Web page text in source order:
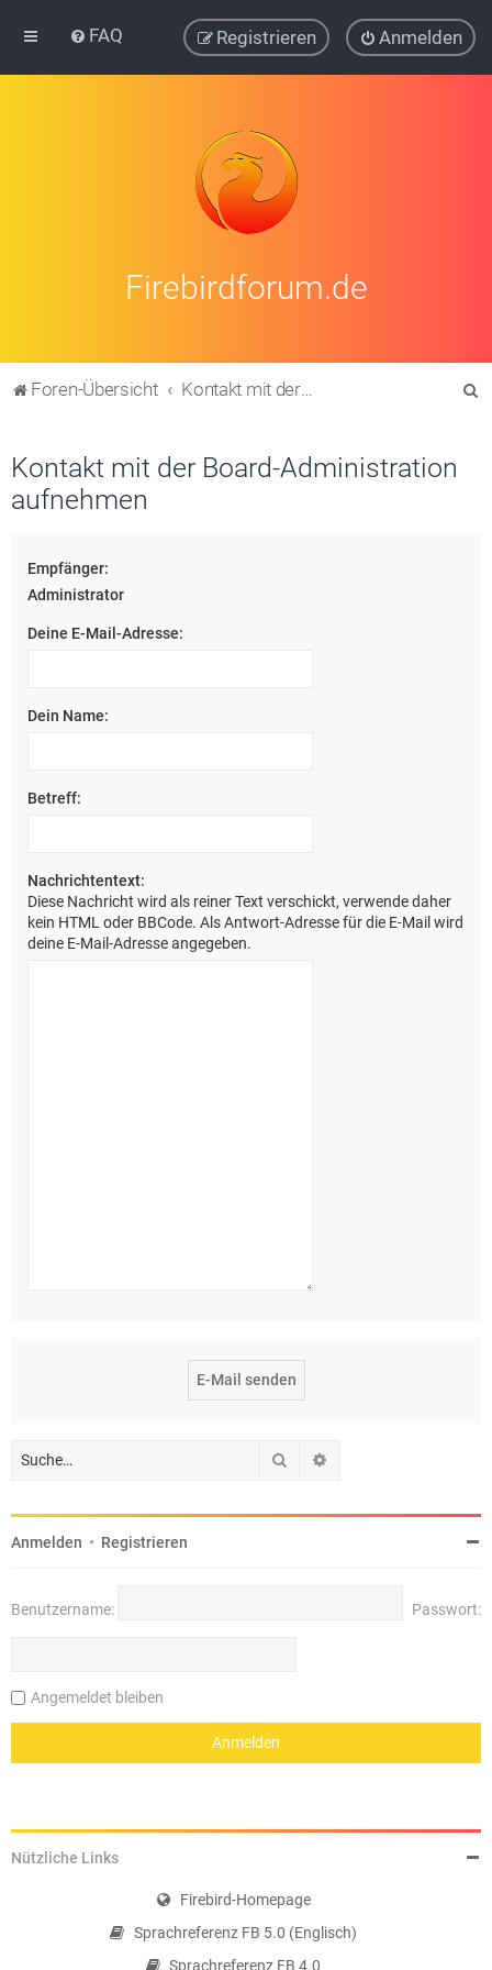
FAQ Anmelden
Registrieren
Firebirdforum.de
Foren-Übersicht Kontakt mit der Board-Administration aufnehmen
Kontakt mit der Board-Administration
aufnehmen
Empfänger:
Administrator
Deine E-Mail-Adresse:
Dein Name:
Betreff:
Nachrichtentext:
Diese Nachricht wird als reiner Text verschickt, verwende daher
kein HTML oder BBCode. Als Antwort-Adresse für die E-Mail wird
deine E-Mail-Adresse angegeben.
Suche
Anmelden • Registrieren
Benutzername: Passwort:
Angemeldet bleiben
Nützliche Links
Firebird-Homepage
Sprachreferenz FB 5.0 (Englisch)
Sprachreferenz FB 4.0